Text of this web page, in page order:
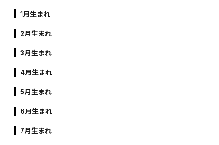
1月生まれ
2月生まれ
3月生まれ
4月生まれ
5月生まれ
6月生まれ
7月生まれ